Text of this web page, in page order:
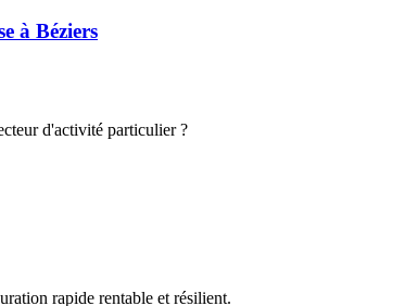
à Béziers
d'activité particulier ?
rapide rentable et résilient.